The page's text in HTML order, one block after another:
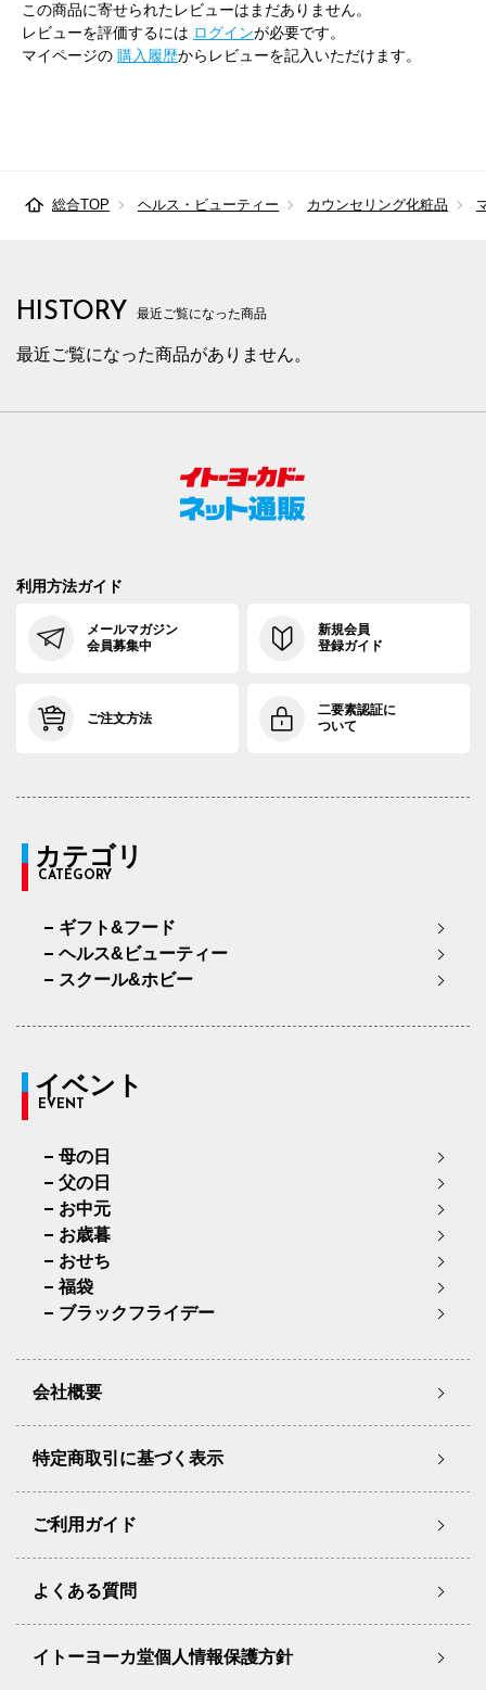
この商品に寄せられたレビューはまだありません。
レビューを評価するには ログインが必要です。
マイページの 購入履歴からレビューを記入いただけます。
総合TOP ヘルス・ビューティー カウンセリング化粧品
HISTORY 最近ご覧になった商品
最近ご覧になった商品がありません。
利用方法ガイド
メールマガジン
会員募集中
新規会員
登録ガイド
ご注文方法
二要素認証に
ついて
カテゴリ
CATEGORY
ギフト&フード
ヘルス&ビューティー
スクール&ホビー
イベント
EVENT
母の日
父の日
お中元
お歳暮
おせち
福袋
ブラックフライデー
会社概要
特定商取引に基づく表示
ご利用ガイド
よくある質問
イトーヨーカ堂個人情報保護方針